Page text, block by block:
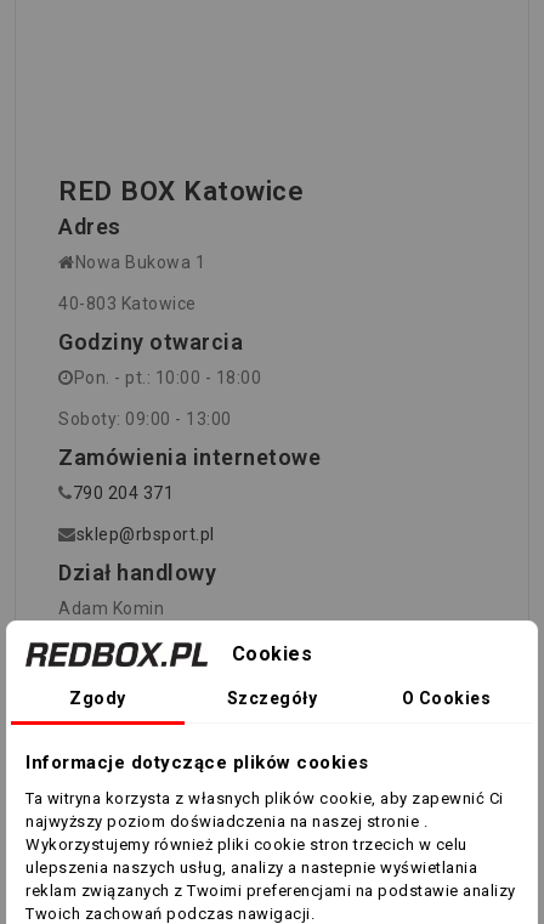
RED BOX Katowice
Adres
Nowa Bukowa 1
40-803 Katowice
Godziny otwarcia
Pon. - pt.: 10:00 - 18:00
Soboty: 09:00 - 13:00
Zamówienia internetowe
790 204 371
sklep@rbsport.pl
Dział handlowy
Adam Komin
790 224 029
adam.komin@rbsport.pl
730 995 504
sebastian.komin@rbsport.pl
Marcel Post
730 995 503
Cookies
Zgody Szczegóły O Cookies
Informacje dotyczące plików cookies
Ta witryna korzysta z własnych plików cookie, aby zapewnić Ci
najwyższy poziom doświadczenia na naszej stronie .
Wykorzystujemy również pliki cookie stron trzecich w celu
ulepszenia naszych usług, analizy a nastepnie wyświetlania
reklam związanych z Twoimi preferencjami na podstawie analizy
Twoich zachowań podczas nawigacji.